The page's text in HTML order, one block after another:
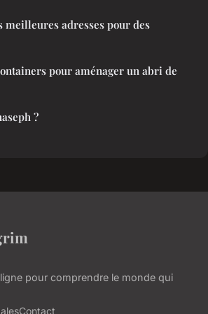
meilleures adresses pour des
pour aménager un abri de
?
pour comprendre le monde qui
Contact